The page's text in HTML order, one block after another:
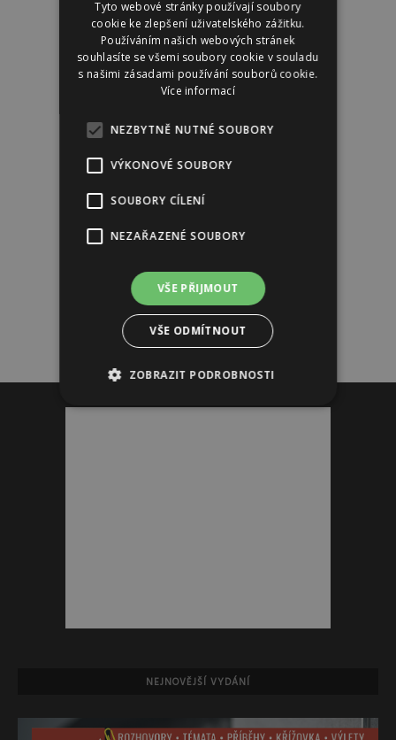
NEJNOVĚJŠÍ VYDÁNÍ
Tyto webové stránky používají soubory
cookie ke zlepšení uživatelského zážitku.
Používáním našich webových stránek
souhlasíte se všemi soubory cookie v souladu
s našimi zásadami používání souborů cookie.
Více informací
NEZBYTNĚ NUTNÉ SOUBORY
VÝKONOVÉ SOUBORY
SOUBORY CÍLENÍ
NEZAŘAZENÉ SOUBORY
VŠE PŘIJMOUT
VŠE ODMÍTNOUT
ZOBRAZIT PODROBNOSTI